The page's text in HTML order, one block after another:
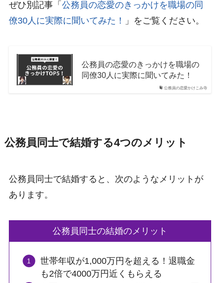
ぜひ別記事「 公務員の恋愛のきっかけを職場の同
僚30人に実際に聞いてみた！
」をご覧ください。
公務員の恋愛かけこみ寺
公務員の恋愛のきっかけを職場の
同僚30人に実際に聞いてみた！
公務員同士で結婚する4つのメリット
公務員同士で結婚すると、次のようなメリットが
あります。
公務員同士の結婚のメリット
世帯年収が1,000万円を超える！退職金
も2倍で4000万円近くもらえる